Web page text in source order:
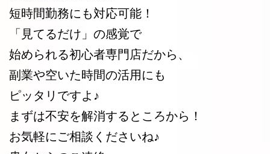
短時間勤務にも対応可能！
「見てるだけ」の感覚で
始められる初心者専門店だから、
副業や空いた時間の活用にも
ピッタリですよ♪
まずは不安を解消するところから！
お気軽にご相談くださいね♪